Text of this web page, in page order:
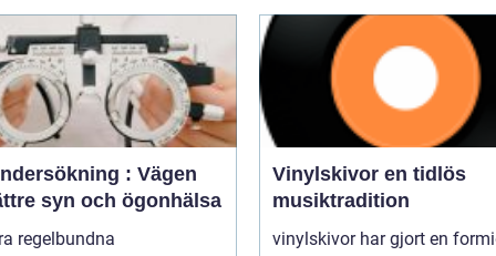
: Vägen
syn och ögonhälsa
regelbundna
Vinylskivor en tidlös
musiktradition
vinylskivor har gjort en